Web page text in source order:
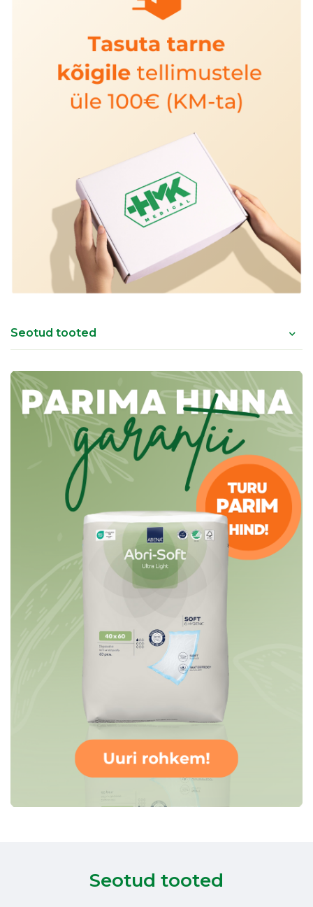
Seotud tooted
Seotud tooted